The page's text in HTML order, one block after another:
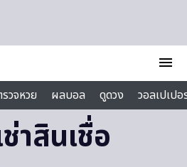
menu
วจหวย ผลบอล ดูดวง
วอลเปเป
าสินเชื่อ